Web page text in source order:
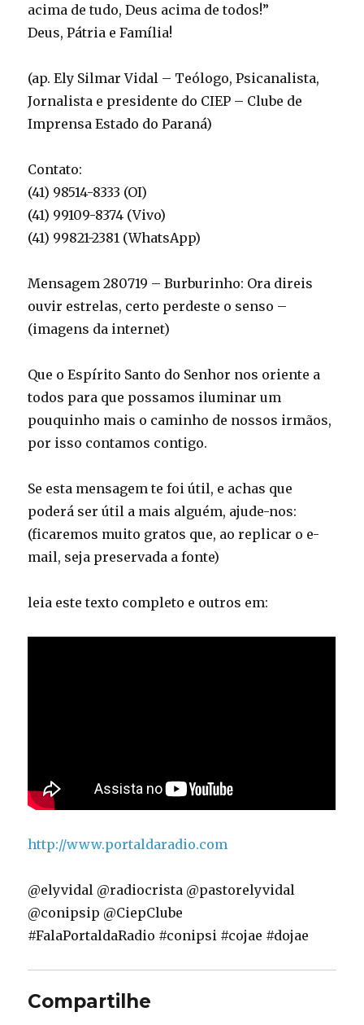
acima de tudo, Deus acima de todos!”
Deus, Pátria e Família!
(ap. Ely Silmar Vidal – Teólogo, Psicanalista,
Jornalista e presidente do CIEP – Clube de
Imprensa Estado do Paraná)
Contato:
(41) 98514-8333 (OI)
(41) 99109-8374 (Vivo)
(41) 99821-2381 (WhatsApp)
Mensagem 280719 – Burburinho: Ora direis
ouvir estrelas, certo perdeste o senso –
(imagens da internet)
Que o Espírito Santo do Senhor nos oriente a
todos para que possamos iluminar um
pouquinho mais o caminho de nossos irmãos,
por isso contamos contigo.
Se esta mensagem te foi útil, e achas que
poderá ser útil a mais alguém, ajude-nos:
(ficaremos muito gratos que, ao replicar o e-
mail, seja preservada a fonte)
leia este texto completo e outros em:
http://www.portaldaradio.com
@elyvidal @radiocrista @pastorelyvidal
@conipsip @CiepClube
#FalaPortaldaRadio #conipsi #cojae #dojae
Compartilhe